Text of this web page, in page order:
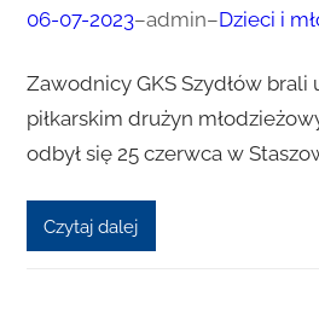
06-07-2023–admin–Dzieci i
Zawodnicy GKS Szydłów brali
piłkarskim drużyn
odbył się 25 czerwca w
Czytaj dalej